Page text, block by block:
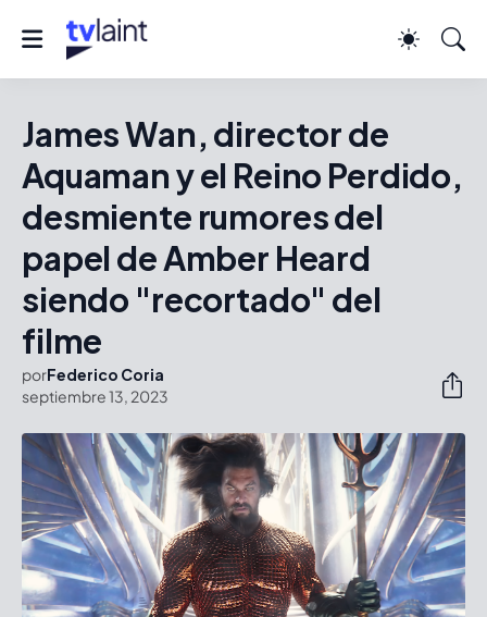
James Wan, director de
Aquaman y el Reino Perdido,
desmiente rumores del
papel de Amber Heard
siendo "recortado" del
filme
porFederico Coria
septiembre 13, 2023